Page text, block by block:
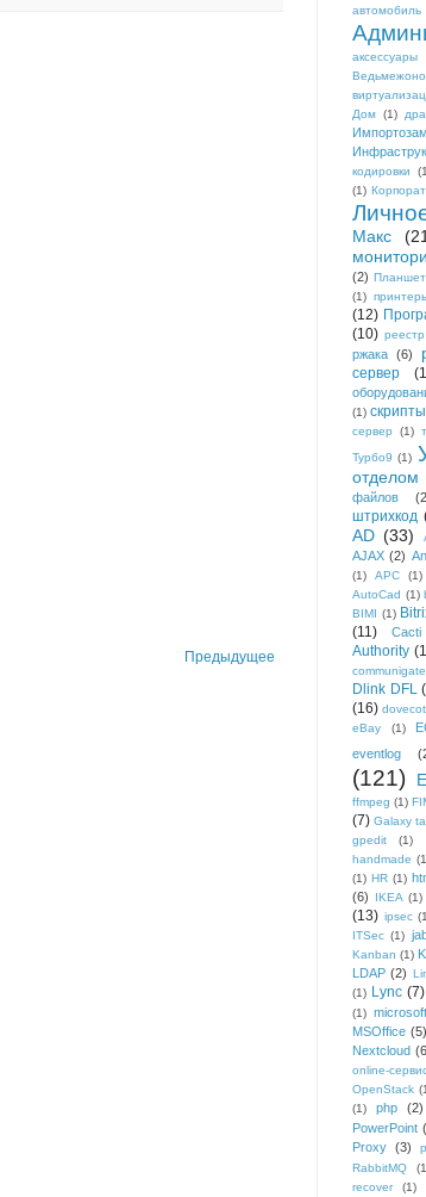
Предыдущее
автомобиль
аксессуары
Дом (1)
кодировки
(1)
Макс
(2) Планшет
(1)
(12)
(10) реестр
ржака (6)
сервер
(1) скрипты
сервер
(1)
Турбо9 (1)
отделом
файлов
штрихкод
AD (33)
AJAX (2)
(1)
APC (1)
AutoCad (1)
BIMI (1)
(11)
Cacti
Authority
communigate
Dlink DFL
(16) dovecot
eBay (1)
eventlog
(121)
ffmpeg (1)
(7) Galaxy
gpedit (1)
handmade
(1) HR (1)
(6)
IKEA (1)
(13) ipsec
ITSec (1)
Kanban (1)
LDAP (2)
(1) Lync (7)
(1) microsoft
MSOffice (5)
Nextcloud
online-
OpenStack
(1)
php (2)
PowerPoint
Proxy (3)
RabbitMQ
recover
(1)